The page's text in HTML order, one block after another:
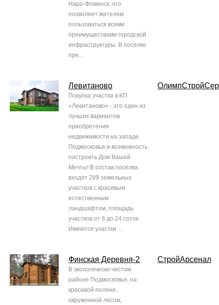
Наро-Фоминск, что
позволяет жителям
пользоваться всеми
преимуществами городской
инфраструктуры. В поселке
пре...
Левитаново
Покупка участка в КП
«Левитаново» - это один из
лучших вариантов
приобретения
недвижимости на западе
Подмосковья и возможность
построить Дом Вашей
Мечты! В состав посёлка
входят 289 земельных
участков с красивым
естественным
ландшафтом, площадь
участков от 6 до 24 соток.
Имеются участки ...
Финская Деревня-2
В экологически чистом
районе Подмосковья, на
красивой поляне,
окруженной лесом,
СтройАрсенал